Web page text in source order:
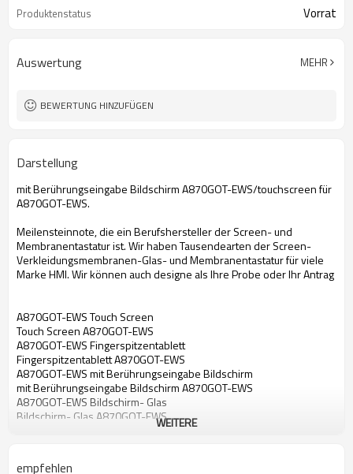
Produktenstatus Vorrat
Auswertung MEHR
BEWERTUNG HINZUFÜGEN
Darstellung
mit Berührungseingabe Bildschirm A870GOT-EWS/touchscreen für
A870GOT-EWS.
Meilensteinnote, die ein Berufshersteller der Screen- und
Membranentastatur ist. Wir haben Tausendearten der Screen-
Verkleidungsmembranen-Glas- und Membranentastatur für viele
Marke HMI. Wir können auch designe als Ihre Probe oder Ihr Antrag
A870GOT-EWS Touch Screen
Touch Screen A870GOT-EWS
A870GOT-EWS Fingerspitzentablett
Fingerspitzentablett A870GOT-EWS
A870GOT-EWS mit Berührungseingabe Bildschirm
mit Berührungseingabe Bildschirm A870GOT-EWS
A870GOT-EWS Bildschirm- Glas
Bildschirm- Glas A870GOT-EWS
A870GOT-EWS NotenmembraneWEITERE
empfehlen